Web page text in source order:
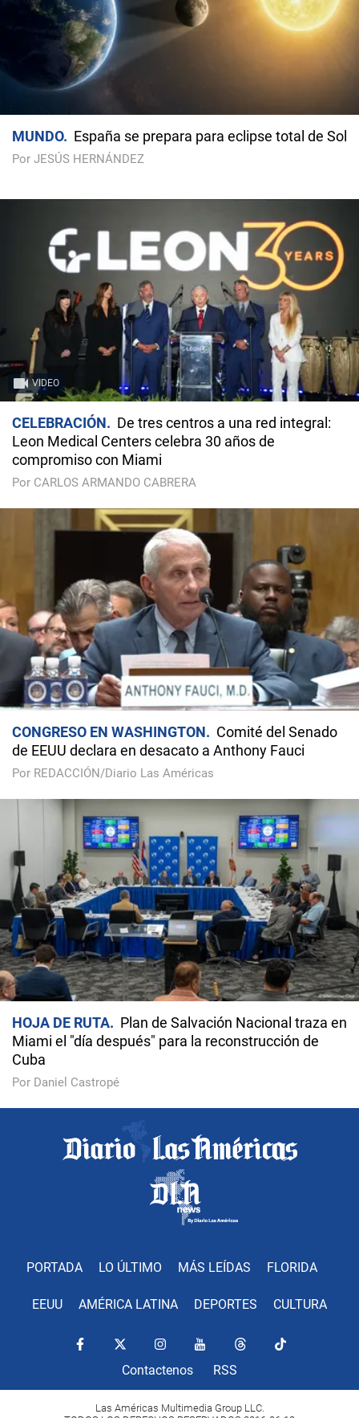
MUNDO España se prepara para eclipse total de Sol
Por JESÚS HERNÁNDEZ
VIDEO
CELEBRACIÓN
De tres centros a una red integral:
Leon Medical Centers celebra 30 años de
compromiso con Miami
Por CARLOS ARMANDO CABRERA
CONGRESO EN WASHINGTON
Comité del Senado
de EEUU declara en desacato a Anthony Fauci
Por REDACCIÓN/Diario Las Américas
HOJA DE RUTA
Plan de Salvación Nacional traza en
Miami el "día después" para la reconstrucción de
Cuba
Por Daniel Castropé
PORTADA LO ÚLTIMO MÁS LEÍDAS FLORIDA
EEUU AMÉRICA LATINA DEPORTES CULTURA
Contactenos RSS
Las Américas Multimedia Group LLC.